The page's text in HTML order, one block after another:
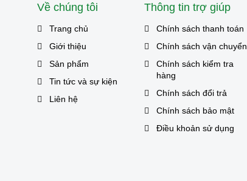
Về chúng tôi
Trang chủ
Giới thiệu
Sản phẩm
Tin tức và sự kiện
Liên hệ
Thông tin trợ giúp
Chính sách thanh toán
Chính sách vận chuyển
Chính sách kiểm tra
hàng
Chính sách đổi trả
Chính sách bảo mật
Điều khoản sử dụng